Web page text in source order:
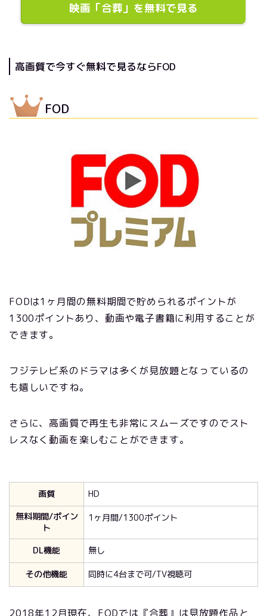
映画「合葬」を無料で見る
高画質で今すぐ無料で見るならFOD
FOD
FODは1ヶ月間の無料期間で貯められるポイントが
1300ポイントあり、動画や電子書籍に利用することが
できます。
フジテレビ系のドラマは多くが見放題となっているの
も嬉しいですね。
さらに、高画質で再生も非常にスムーズですのでスト
レスなく動画を楽しむことができます。
画質
HD
無料期間/ポイン
ト
1ヶ月間/1300ポイント
DL機能
無し
その他機能
同時に4台まで可/TV視聴可
2018年12月現在、FODでは『合葬』は見放題作品と